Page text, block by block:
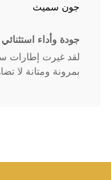
جون سميث
جودة وأداء استثنائي
لقد غيرت إطارات
بمرونة ومتانة لا